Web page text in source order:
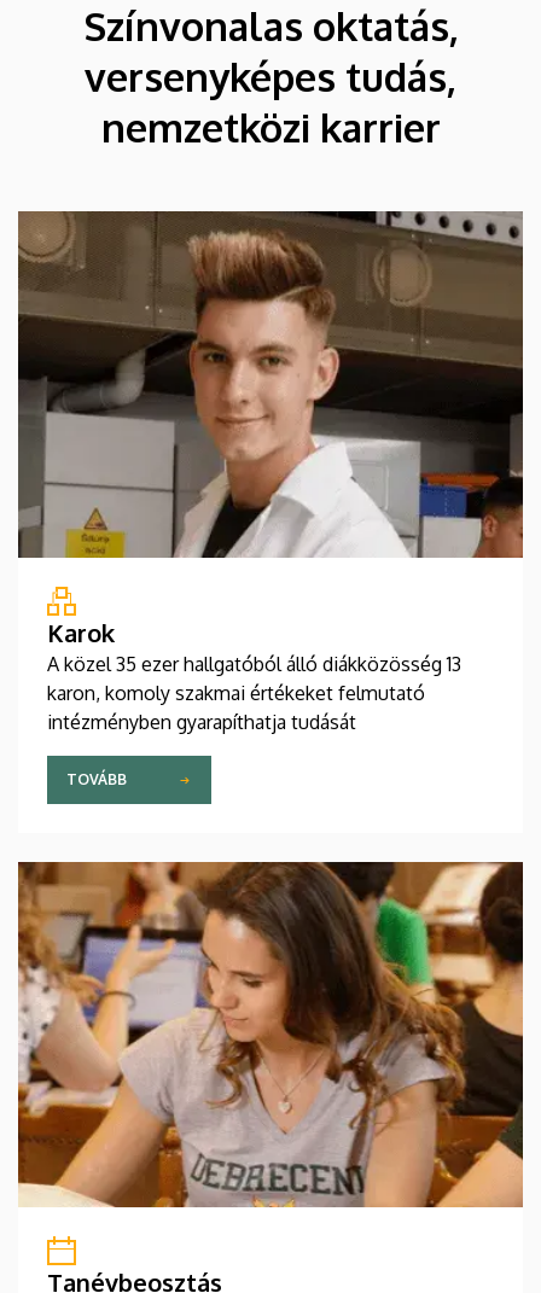
Színvonalas oktatás,
versenyképes tudás,
nemzetközi karrier
Karok
A közel 35 ezer hallgatóból álló diákközösség 13
karon, komoly szakmai értékeket felmutató
intézményben gyarapíthatja tudását
TOVÁBB
Tanévbeosztás